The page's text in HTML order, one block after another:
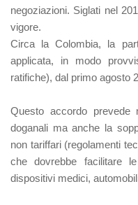
negoziazioni. Siglati nel
vigore.
Circa la Colombia, la
applicata, in modo
ratifiche), dal primo agosto
Questo accordo prevede
doganali ma anche la
non tariffari (regolamenti
che dovrebbe facilitare
dispositivi medici,